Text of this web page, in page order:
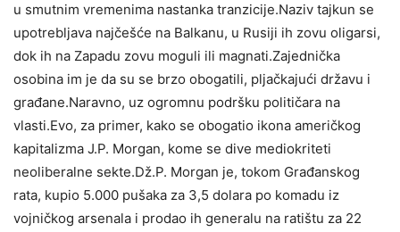
u smutnim vremenima nastanka tranzicije.Naziv tajkun se
upotrebljava najčešće na Balkanu, u Rusiji ih zovu oligarsi,
dok ih na Zapadu zovu moguli ili magnati.Zajednička
osobina im je da su se brzo obogatili, pljačkajući državu i
građane.Naravno, uz ogromnu podršku političara na
vlasti.Evo, za primer, kako se obogatio ikona američkog
kapitalizma J.P. Morgan, kome se dive mediokriteti
neoliberalne sekte.Dž.P. Morgan je, tokom Građanskog
rata, kupio 5.000 pušaka za 3,5 dolara po komadu iz
vojničkog arsenala i prodao ih generalu na ratištu za 22